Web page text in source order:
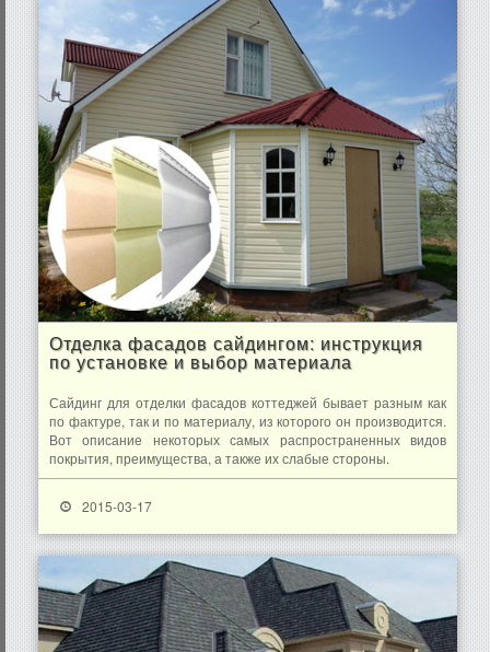
Отделка фасадов сайдингом: инструкция
по установке и выбор материала
Сайдинг для отделки фасадов коттеджей бывает разным как
по фактуре, так и по материалу, из которого он производится.
Вот описание некоторых самых распространенных видов
покрытия, преимущества, а также их слабые стороны.
2015-03-17